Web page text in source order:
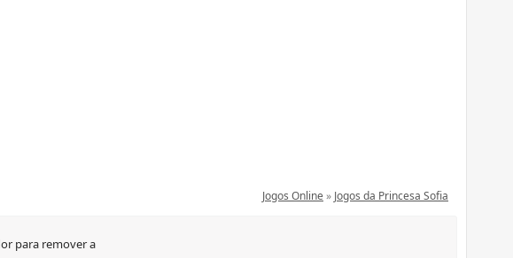
Jogos Online» Jogos da Princesa Sofia
para remover a